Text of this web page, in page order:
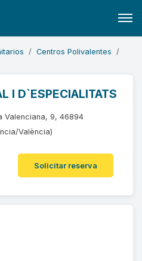
clínicas
doctor?
Centros Polivalentes
I D`ESPECIALITATS
Valenciana, 9, 46894
València)
Solicitar reserva